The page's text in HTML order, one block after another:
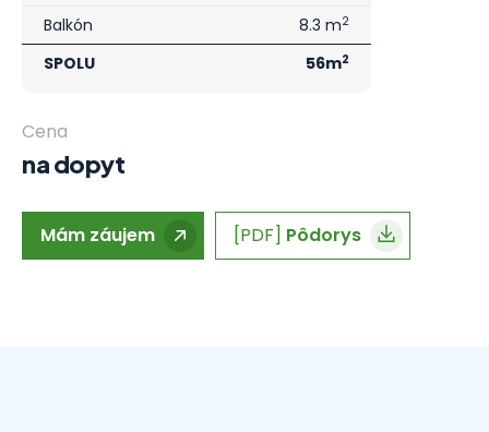
Balkón 8.3 m2
SPOLU 56m2
Cena
na dopyt
Mám záujem [PDF] Pôdorys